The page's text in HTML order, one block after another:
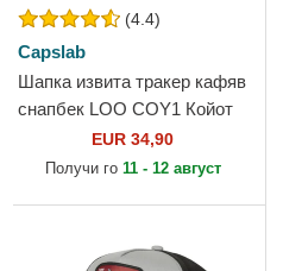
(4.4)
Capslab
Шапка извита тракер кафяв
снапбек LOO COY1 Койот
Looney Tunes от Capslab
EUR 34,90
Получи го 11 - 12 август